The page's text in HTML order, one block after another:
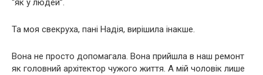
“як у людей”.
Та моя свекруха, пані Надія, вирішила інакше.
Вона не просто допомагала. Вона прийшла в наш ремонт
як головний архітектор чужого життя. А мій чоловік лише